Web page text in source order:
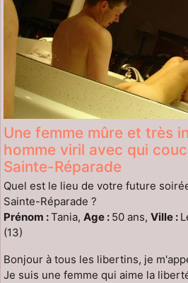
Une femme mûre et très
homme viril avec qui
Sainte-Réparade
Quel est le lieu de votre future
Sainte-Réparade ?
Prénom :Tania, Age : 50 ans, Ville :
(13)
Bonjour à tous les libertins, je
Je suis une femme qui aime la